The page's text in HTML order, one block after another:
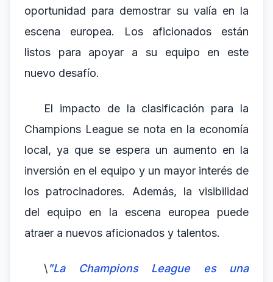
oportunidad para demostrar su valía en la
escena europea. Los aficionados están
listos para apoyar a su equipo en este
nuevo desafío.
El impacto de la clasificación para la
Champions League se nota en la economía
local, ya que se espera un aumento en la
inversión en el equipo y un mayor interés de
los patrocinadores. Además, la visibilidad
del equipo en la escena europea puede
atraer a nuevos aficionados y talentos.
\"La Champions League es una